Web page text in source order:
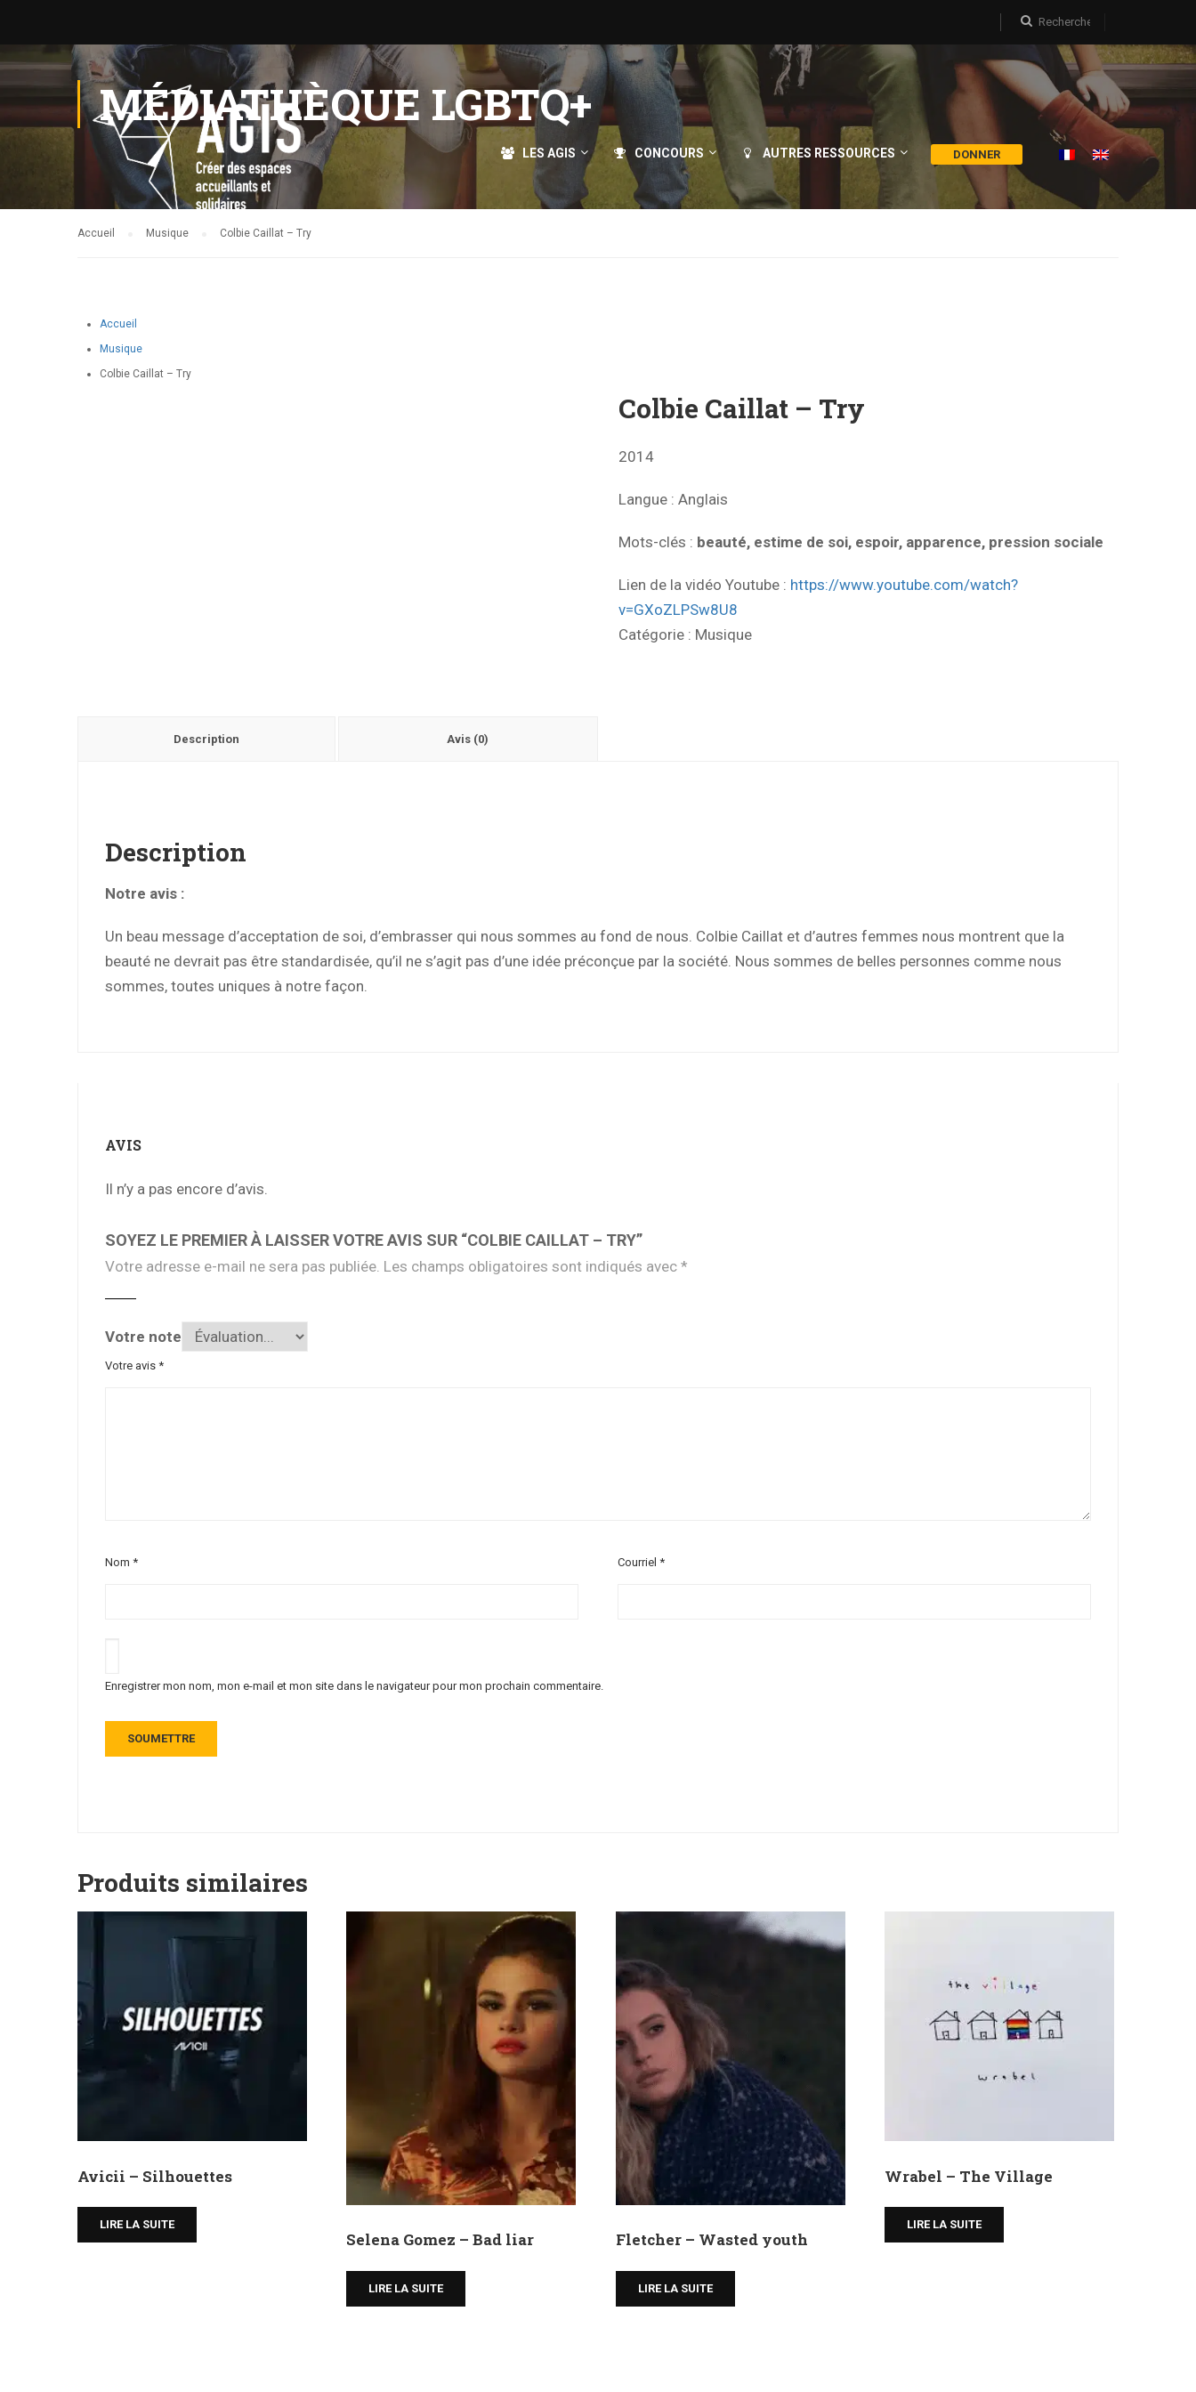
LES AGIS CONCOURS AUTRES RESSOURCES DONNER
MÉDIATHÈQUE LGBTQ+
Accueil Musique Colbie Caillat – Try
Accueil
Musique
Colbie Caillat – Try
Colbie Caillat – Try
2014
Langue : Anglais
Mots-clés : beauté, estime de soi, espoir, apparence, pression sociale
Lien de la vidéo Youtube : https://www.youtube.com/watch?
v=GXoZLPSw8U8
Catégorie : Musique
Description Avis (0)
Description
Notre avis :
Un beau message d’acceptation de soi, d’embrasser qui nous sommes au fond de nous. Colbie Caillat et d’autres femmes nous montrent que la
beauté ne devrait pas être standardisée, qu’il ne s’agit pas d’une idée préconçue par la société. Nous sommes de belles personnes comme nous
sommes, toutes uniques à notre façon.
AVIS
Il n’y a pas encore d’avis.
SOYEZ LE PREMIER À LAISSER VOTRE AVIS SUR “COLBIE CAILLAT – TRY”
Votre adresse e-mail ne sera pas publiée. Les champs obligatoires sont indiqués avec *
Votre note
Votre avis *
Nom * Courriel*
Enregistrer mon nom, mon e-mail et mon site dans le navigateur pour mon prochain commentaire.
Produits similaires
Avicii – Silhouettes
LIRE LA SUITE
Selena Gomez – Bad liar
LIRE LA SUITE
Fletcher – Wasted youth
LIRE LA SUITE
Wrabel – The Village
LIRE LA SUITE